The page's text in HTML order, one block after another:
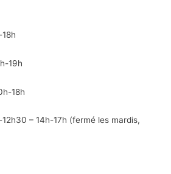
19h
18h
– 14h-17h (fermé les mardis,